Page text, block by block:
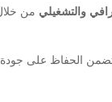
والتشغيلي من
الحفاظ على جودة